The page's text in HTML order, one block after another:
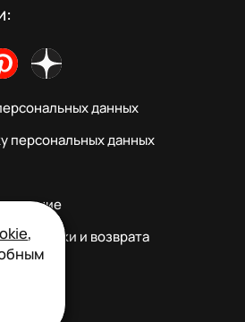
данных
персональных данных
доставки и возврата
,